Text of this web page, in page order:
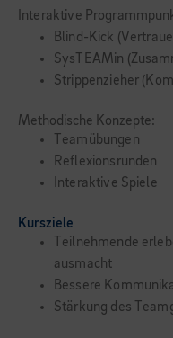
Interaktive
Blind-Kick
SysTEAMin
Strippenzieher
Methodische Konzepte:
Teamübungen
Reflexionsrunden
Interaktive Spiele
Kursziele
Teilnehmende
ausmacht
Bessere
Stärkung des